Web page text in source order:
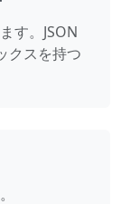
す。JSON
クスを持つ